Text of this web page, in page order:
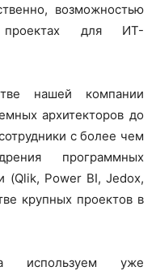
возможностью
проектах для ИТ-
нашей компании
архитекторов до
с более чем
программных
(Qlik, Power BI, Jedox,
крупных проектов в
используем уже